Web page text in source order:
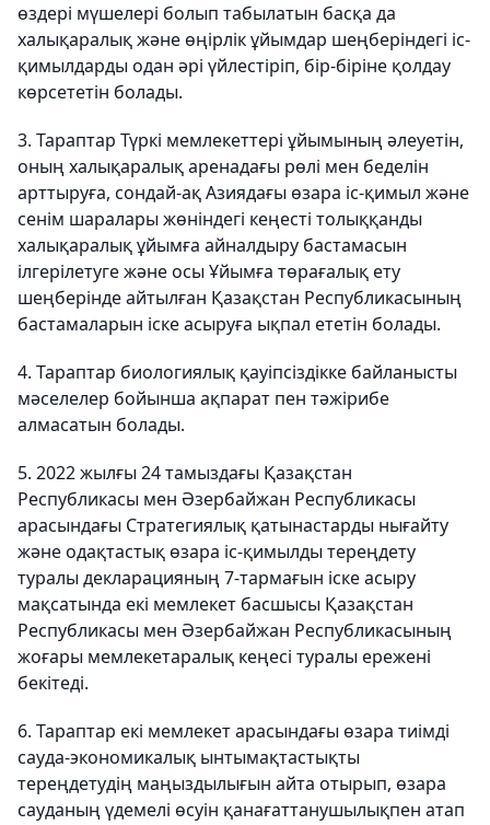
өздері мүшелері болып табылатын басқа да
халықаралық және өңірлік ұйымдар шеңберіндегі іс-
қимылдарды одан әрі үйлестіріп, бір-біріне қолдау
көрсететін болады.
3. Тараптар Түркі мемлекеттері ұйымының әлеуетін,
оның халықаралық аренадағы рөлі мен беделін
арттыруға, сондай-ақ Азиядағы өзара іс-қимыл және
сенім шаралары жөніндегі кеңесті толыққанды
халықаралық ұйымға айналдыру бастамасын
ілгерілетуге және осы Ұйымға төрағалық ету
шеңберінде айтылған Қазақстан Республикасының
бастамаларын іске асыруға ықпал ететін болады.
4. Тараптар биологиялық қауіпсіздікке байланысты
мәселелер бойынша ақпарат пен тәжірибе
алмасатын болады.
5. 2022 жылғы 24 тамыздағы Қазақстан
Республикасы мен Әзербайжан Республикасы
арасындағы Стратегиялық қатынастарды нығайту
және одақтастық өзара іс-қимылды тереңдету
туралы декларацияның 7-тармағын іске асыру
мақсатында екі мемлекет басшысы Қазақстан
Республикасы мен Әзербайжан Республикасының
жоғары мемлекетаралық кеңесі туралы ережені
бекітеді.
6. Тараптар екі мемлекет арасындағы өзара тиімді
сауда-экономикалық ынтымақтастықты
тереңдетудің маңыздылығын айта отырып, өзара
сауданың үдемелі өсуін қанағаттанушылықпен атап